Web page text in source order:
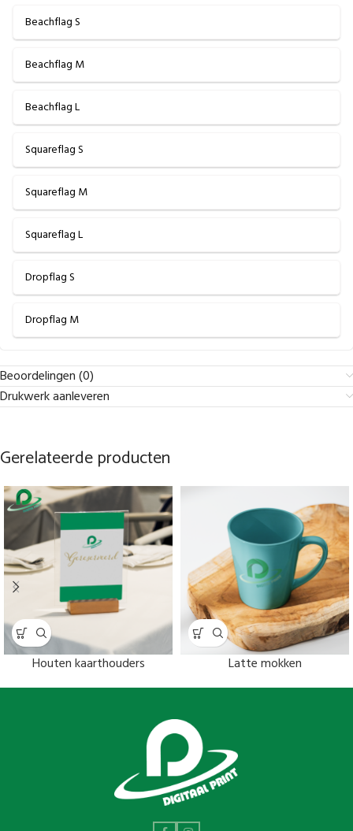
Beachflag S
Beachflag M
Beachflag L
Squareflag S
Squareflag M
Squareflag L
Dropflag S
Dropflag M
Beoordelingen (0)
Drukwerk aanleveren
Gerelateerde producten
Houten kaarthouders Latte mokken